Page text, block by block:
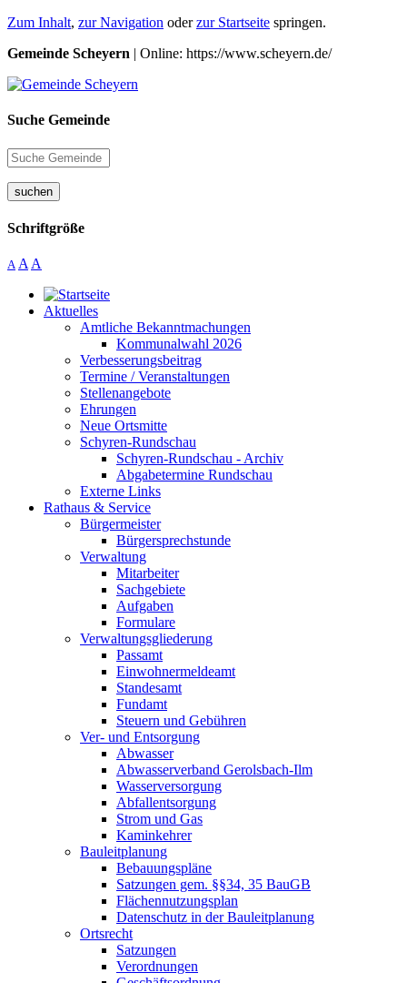
Zum Inhalt, zur Navigation oderzur Startseite springen.
Gemeinde Scheyern | Online: https://www.scheyern.de/
Suche Gemeinde
suchen
Schriftgröße
A A A
Aktuelles
Amtliche Bekanntmachungen
Kommunalwahl 2026
Verbesserungsbeitrag
Termine / Veranstaltungen
Stellenangebote
Ehrungen
Neue Ortsmitte
Schyren-Rundschau
Schyren-Rundschau - Archiv
Abgabetermine Rundschau
Externe Links
Rathaus & Service
Bürgermeister
Bürgersprechstunde
Verwaltung
Mitarbeiter
Sachgebiete
Aufgaben
Formulare
Verwaltungsgliederung
Passamt
Einwohnermeldeamt
Standesamt
Fundamt
Steuern und Gebühren
Ver- und Entsorgung
Abwasser
Abwasserverband Gerolsbach-Ilm
Wasserversorgung
Abfallentsorgung
Strom und Gas
Kaminkehrer
Bauleitplanung
Bebauungspläne
Satzungen gem. §§34, 35 BauGB
Flächennutzungsplan
Datenschutz in der Bauleitplanung
Ortsrecht
Satzungen
Verordnungen